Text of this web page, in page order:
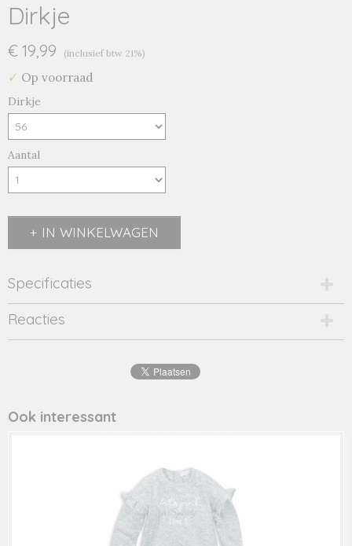
Dirkje
€ 19,99 (inclusief btw 21%)
✓ Op voorraad
Dirkje
Aantal
IN WINKELWAGEN
Specificaties
Productcode
Q52362-21768
Reacties
Ook interessant